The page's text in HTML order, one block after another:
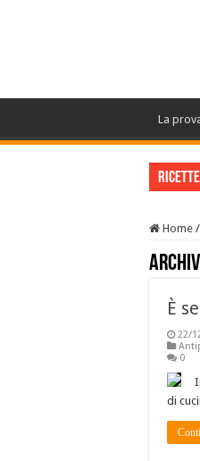
La
Home /
È
22/
0
di